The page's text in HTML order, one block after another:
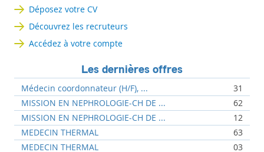
Déposez votre CV
Découvrez les recruteurs
Accédez à votre compte
Les dernières offres
Médecin coordonnateur (H/F), ...
31
MISSION EN NEPHROLOGIE-CH DE ...
62
MISSION EN NEPHROLOGIE-CH DE ...
12
MEDECIN THERMAL
63
MEDECIN THERMAL
03